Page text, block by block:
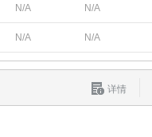
N/A N/A
N/A N/A
详情